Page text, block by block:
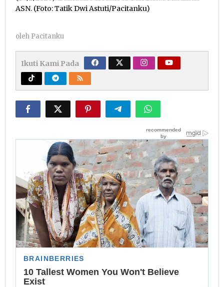
ASN. (Foto: Tatik Dwi Astuti/Pacitanku)
oleh Pacitanku
Ikuti Kami Pada